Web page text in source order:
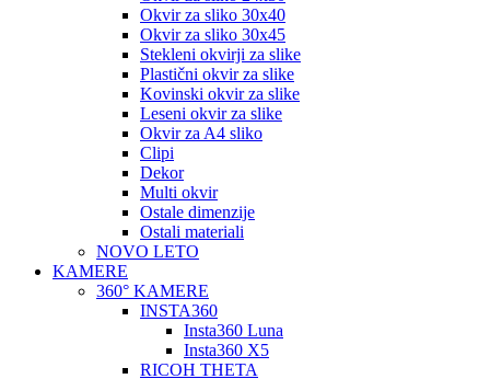
Okvir za sliko 30x40
Okvir za sliko 30x45
Stekleni okvirji za slike
Plastični okvir za slike
Kovinski okvir za slike
Leseni okvir za slike
Okvir za A4 sliko
Clipi
Dekor
Multi okvir
Ostale dimenzije
Ostali materiali
NOVO LETO
KAMERE
360° KAMERE
INSTA360
Insta360 Luna
Insta360 X5
RICOH THETA